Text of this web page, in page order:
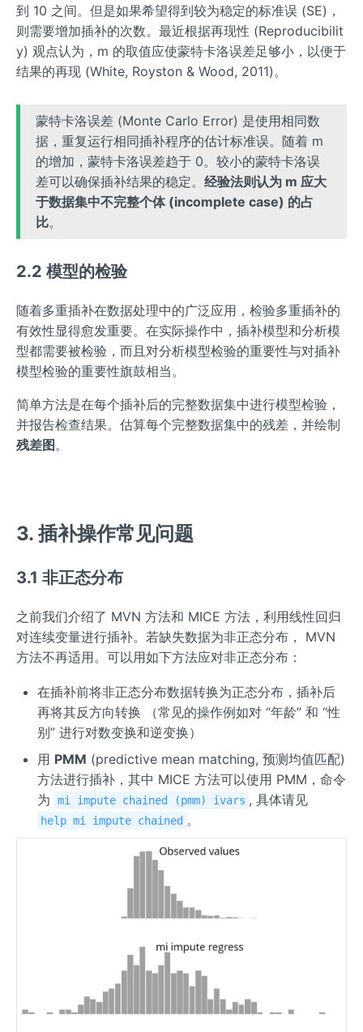
到 10 之间。但是如果希望得到较为稳定的标准误 (SE)，
则需要增加插补的次数。最近根据再现性 (Reproducibilit
y) 观点认为，m 的取值应使蒙特卡洛误差足够小，以便于
结果的再现 (White, Royston & Wood, 2011)。
蒙特卡洛误差 (Monte Carlo Error) 是使用相同数
据，重复运行相同插补程序的估计标准误。随着 m
的增加，蒙特卡洛误差趋于 0。较小的蒙特卡洛误
差可以确保插补结果的稳定。经验法则认为 m 应大
于数据集中不完整个体 (incomplete case) 的占
比。
2.2 模型的检验
随着多重插补在数据处理中的广泛应用，检验多重插补的
有效性显得愈发重要。在实际操作中，插补模型和分析模
型都需要被检验，而且对分析模型检验的重要性与对插补
模型检验的重要性旗鼓相当。
简单方法是在每个插补后的完整数据集中进行模型检验，
并报告检查结果。估算每个完整数据集中的残差，并绘制
残差图。
3. 插补操作常见问题
3.1 非正态分布
之前我们介绍了 MVN 方法和 MICE 方法，利用线性回归
对连续变量进行插补。若缺失数据为非正态分布， MVN
方法不再适用。可以用如下方法应对非正态分布：
在插补前将非正态分布数据转换为正态分布，插补后
再将其反方向转换 （常见的操作例如对 “年龄” 和 “性
别” 进行对数变换和逆变换）
用 PMM (predictive mean matching, 预测均值匹配)
方法进行插补，其中 MICE 方法可以使用 PMM，命令
为
mi impute chained (pmm) ivars , 具体请见
help mi impute chained 。